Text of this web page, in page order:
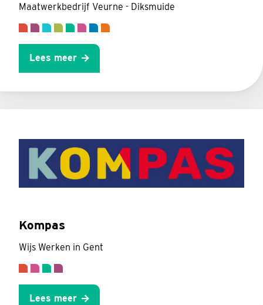
Maatwerkbedrijf Veurne - Diksmuide
Lees meer
Kompas
Wijs Werken in Gent
Lees meer